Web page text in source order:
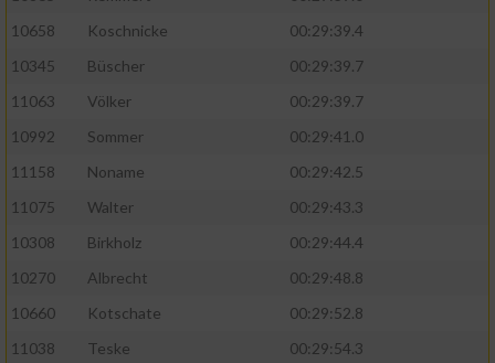
10658
Koschnicke
00:29:39.4
10345
Büscher
00:29:39.7
11063
Völker
00:29:39.7
10992
Sommer
00:29:41.0
11158
Noname
00:29:42.5
11075
Walter
00:29:43.3
10308
Birkholz
00:29:44.4
10270
Albrecht
00:29:48.8
10660
Kotschate
00:29:52.8
11038
Teske
00:29:54.3